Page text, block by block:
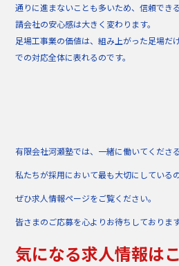
通りに進まないことも多いため、信頼でき
請会社の安心感は大きく変わります。
足場工事業の価値は、組み上がった足場だ
での対応全体に表れるのです。
有限会社河瀬塾では、一緒に働いてくださ
私たちが採用において最も大切にしている
ぜひ求人情報ページをご覧ください。
皆さまのご応募を心よりお待ちしておりま
気になる求人情報は